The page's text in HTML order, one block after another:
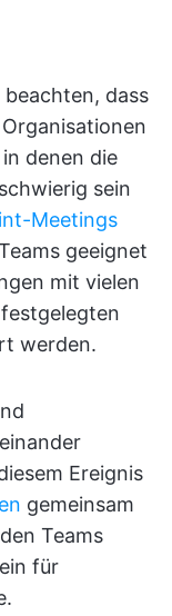
dass
denen die
sein
Meetings
geeignet
mit vielen
werden.
Ereignis
gemeinsam
Teams
für